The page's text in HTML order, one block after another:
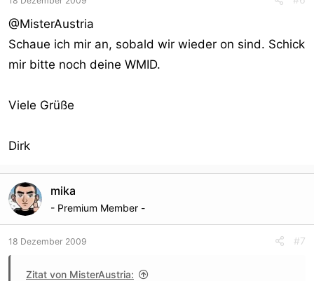
@MisterAustria
Schaue ich mir an, sobald wir wieder on sind. Schick
mir bitte noch deine WMID.
Viele Grüße
Dirk
mika
- Premium Member -
18 Dezember 2009 #7
Zitat von MisterAustria: